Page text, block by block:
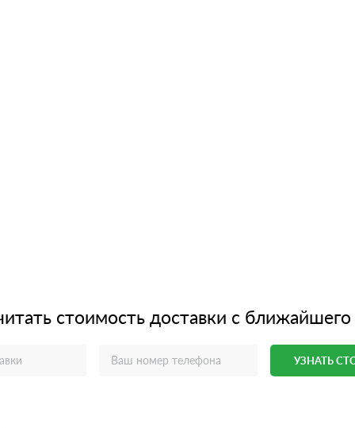
стоимость доставки с ближайшего
УЗНАТЬ